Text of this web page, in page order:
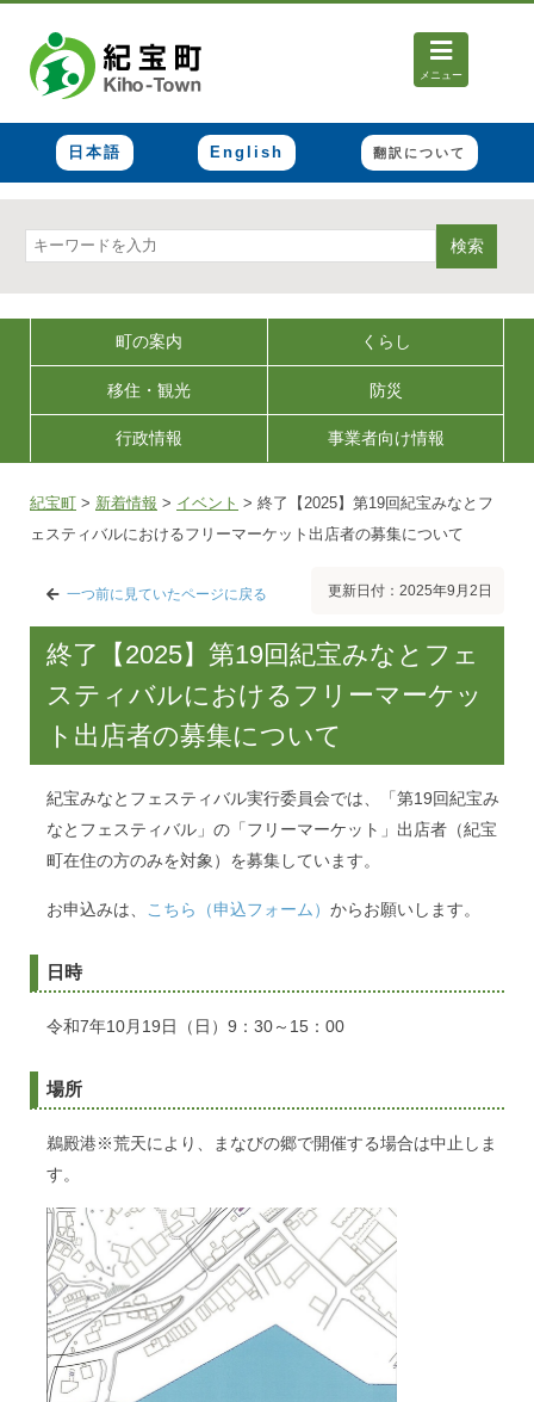
メニュー
日本語 English 翻訳について
検索
町の案内 くらし
移住・観光 防災
行政情報 事業者向け情報
紀宝町 > 新着情報 > イベント > 終了【2025】第19回紀宝みなとフ
ェスティバルにおけるフリーマーケット出店者の募集について
一つ前に見ていたページに戻る 更新日付：2025年9月2日
終了【2025】第19回紀宝みなとフェ
スティバルにおけるフリーマーケッ
ト出店者の募集について
紀宝みなとフェスティバル実行委員会では、「第19回紀宝み
なとフェスティバル」の「フリーマーケット」出店者（紀宝
町在住の方のみを対象）を募集しています。
お申込みは、 こちら（申込フォーム） からお願いします。
日時
令和7年10月19日（日）9：30～15：00
場所
鵜殿港※荒天により、まなびの郷で開催する場合は中止しま
す。